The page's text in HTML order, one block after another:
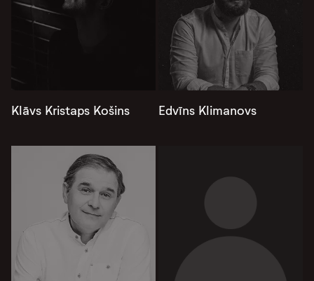
Klāvs Kristaps Košins Edvīns Klimanovs